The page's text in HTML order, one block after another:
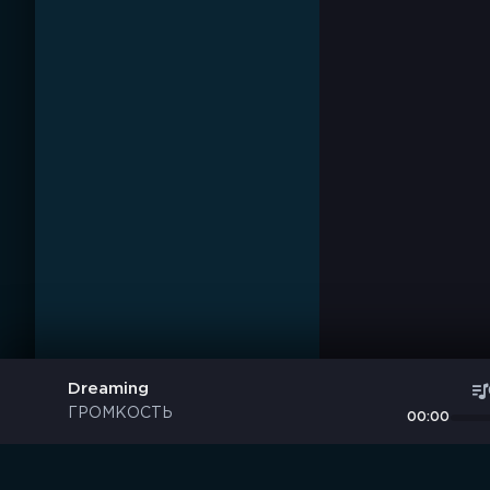
Dreaming
ГРОМКОСТЬ 00:00